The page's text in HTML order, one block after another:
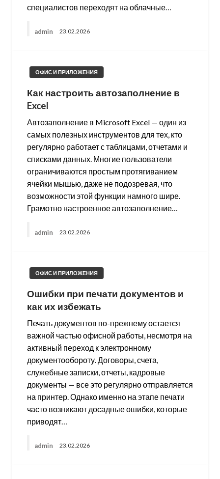
специалистов переходят на облачные…
admin 23.02.2026
ОФИС И ПРИЛОЖЕНИЯ
Как настроить автозаполнение в
Excel
Автозаполнение в Microsoft Excel — один из
самых полезных инструментов для тех, кто
регулярно работает с таблицами, отчетами и
списками данных. Многие пользователи
ограничиваются простым протягиванием
ячейки мышью, даже не подозревая, что
возможности этой функции намного шире.
Грамотно настроенное автозаполнение…
admin 23.02.2026
ОФИС И ПРИЛОЖЕНИЯ
Ошибки при печати документов и
как их избежать
Печать документов по-прежнему остается
важной частью офисной работы, несмотря на
активный переход к электронному
документообороту. Договоры, счета,
служебные записки, отчеты, кадровые
документы — все это регулярно отправляется
на принтер. Однако именно на этапе печати
часто возникают досадные ошибки, которые
приводят…
admin 23.02.2026